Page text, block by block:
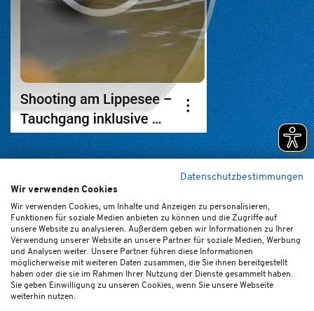
Home Kontakt Newsletter FAQ (de/en) Impressum
Datenschutz Ticket-AGB Cookie-Einstellungen
Datenschutzbestimmungen
Wir verwenden Cookies
Wir verwenden Cookies, um Inhalte und Anzeigen zu personalisieren,
Funktionen für soziale Medien anbieten zu können und die Zugriffe auf
unsere Website zu analysieren. Außerdem geben wir Informationen zu Ihrer
Verwendung unserer Website an unsere Partner für soziale Medien, Werbung
und Analysen weiter. Unsere Partner führen diese Informationen
möglicherweise mit weiteren Daten zusammen, die Sie ihnen bereitgestellt
haben oder die sie im Rahmen Ihrer Nutzung der Dienste gesammelt haben.
Sie geben Einwilligung zu unseren Cookies, wenn Sie unsere Webseite
weiterhin nutzen.